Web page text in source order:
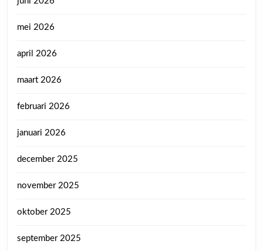
mei 2026
april 2026
maart 2026
februari 2026
januari 2026
december 2025
november 2025
oktober 2025
september 2025